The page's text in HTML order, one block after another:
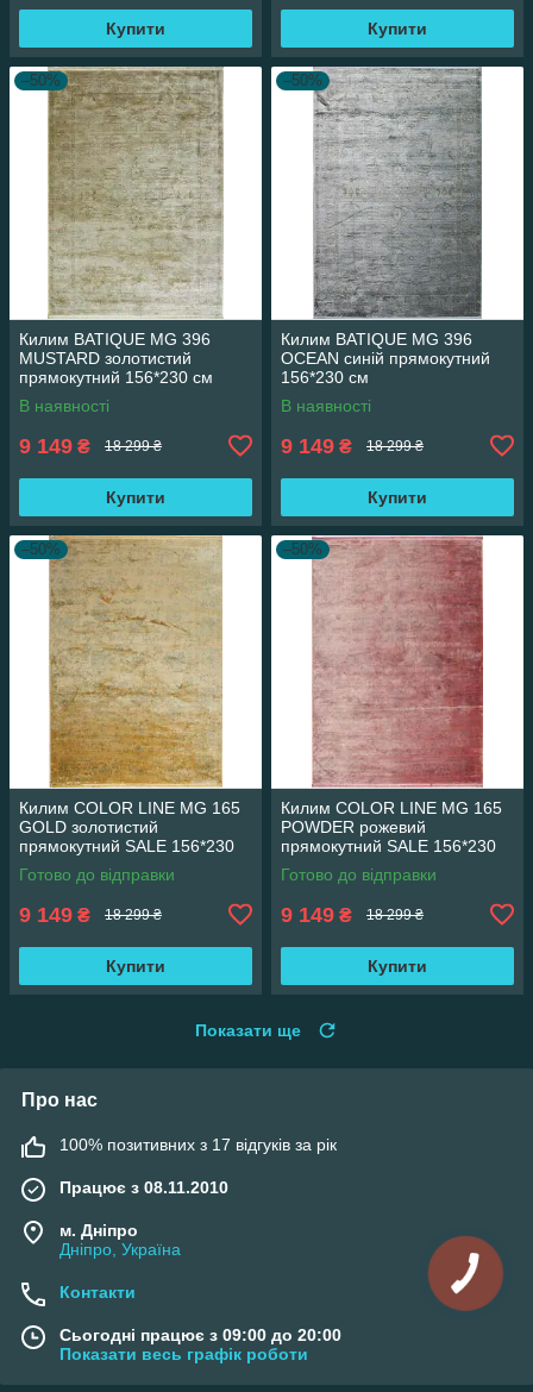
Купити Купити
–50%
Килим BATIQUE MG 396
MUSTARD золотистий
прямокутний 156*230 см
В наявності
9 149 ₴ 18 299 ₴
Купити
–50%
Килим BATIQUE MG 396
OCEAN синій прямокутний
156*230 см
В наявності
9 149 ₴ 18 299 ₴
Купити
–50%
Килим COLOR LINE MG 165
GOLD золотистий
прямокутний SALE 156*230
см
Готово до відправки
9 149 ₴ 18 299 ₴
Купити
–50%
Килим COLOR LINE MG 165
POWDER рожевий
прямокутний SALE 156*230
см
Готово до відправки
9 149 ₴ 18 299 ₴
Купити
Показати ще
Про нас
100% позитивних з 17 відгуків за рік
Працює з 08.11.2010
м. Дніпро
Дніпро, Україна
Контакти
Сьогодні працює з 09:00 до 20:00
Показати весь графік роботи